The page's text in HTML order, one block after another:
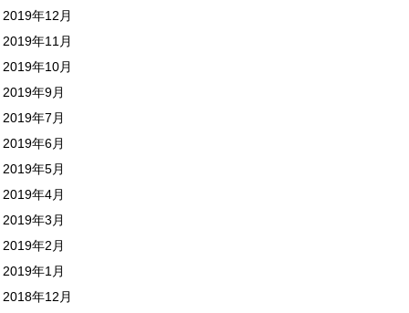
2019年12月
2019年11月
2019年10月
2019年9月
2019年7月
2019年6月
2019年5月
2019年4月
2019年3月
2019年2月
2019年1月
2018年12月